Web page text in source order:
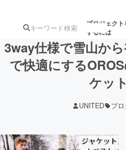
プロジェク
するには
注目の新着プロ
3way仕様で雪山か
で快適にする
ケット
UNITED プ